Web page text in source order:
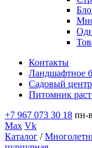
Контакты
Ландшафтное
Садовый центр
Питомник
+7 967 073 30 18 пн-
Max Vk
Каталог /